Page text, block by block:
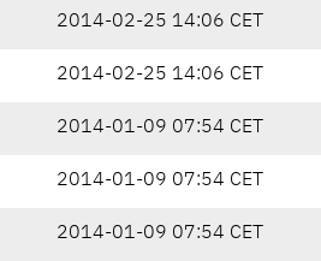
2014-02-25 14:06 CET
2014-02-25 14:06 CET
2014-01-09 07:54 CET
2014-01-09 07:54 CET
2014-01-09 07:54 CET